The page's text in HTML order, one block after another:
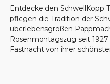
Entdecke den SchwellKopp
pflegen die Tradition der
überlebensgroßen
Rosenmontagszug seit
Fastnacht von ihrer